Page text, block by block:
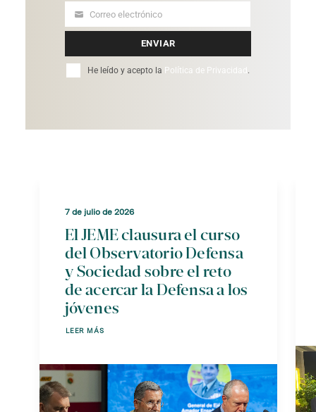
Your
Correo electrónico
ENVIAR
He leído y acepto la Política de Privacidad .
7 de julio de 2026
El JEME clausura el curso
del Observatorio Defensa
y Sociedad sobre el reto
de acercar la Defensa a los
jóvenes
LEER MÁS